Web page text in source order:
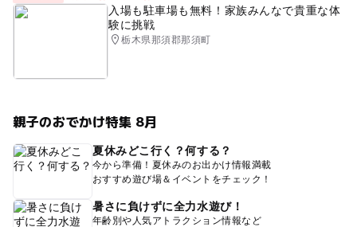
入場も駐車場も無料！家族みんなで貴重な体
験に挑戦
栃木県那須郡那須町
親子のおでかけ特集 8月
夏休みどこ行く？何する？
今から準備！夏休みのお出かけ情報満載
おすすめ遊び場＆イベントをチェック！
暑さに負けずに全力水遊び！
年齢別や人気アトラクション情報など